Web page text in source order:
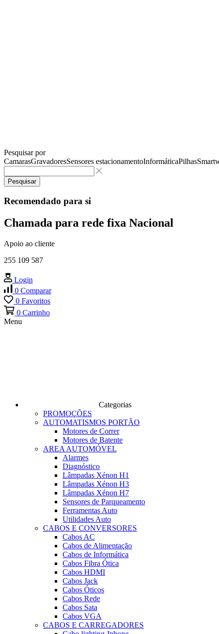
Pesquisar por
CamarasGravadoresSensores estacionamentoInformáticaPilhas
Pesquisar
Recomendado para si
Chamada para rede fixa Nacional
Apoio ao cliente
255 109 587
Login
0 Comparar
0 Favoritos
0 Carrinho
Menu
Categorias
PROMOÇÕES
AUTOMATISMOS PORTÃO
Motores de Correr
Motores de Batente
AREA AUTOMÓVEL
Alarmes
Diagnóstico
Lâmpadas Xénon H1
Lâmpadas Xénon H3
Lâmpadas Xénon H7
Sensores de Parqueamento
Ferramentas Auto
Utilidades Auto
CABOS E CONVERSORES
Cabos AC
Cabos de Alimentação
Cabos de Informática
Cabos Fibra Ótica
Cabos HDMI
Cabos Jack
Cabos Óticos
Cabos Rede
Cabos Sata
Cabos VGA
CABOS E CARREGADORES